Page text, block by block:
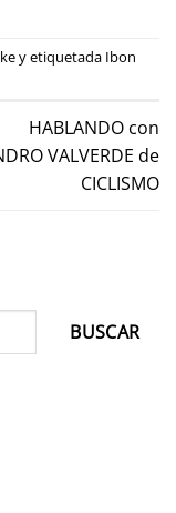
y etiquetada Ibon
HABLANDO con
VALVERDE de
CICLISMO
BUSCAR